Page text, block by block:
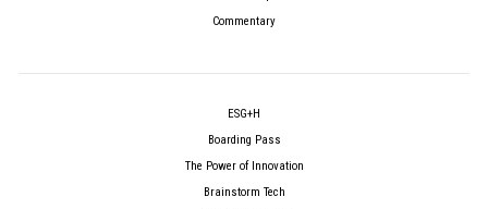
Commentary
ESG+H
Boarding Pass
The Power of Innovation
Brainstorm Tech